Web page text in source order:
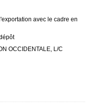
avec le cadre en
OCCIDENTALE, L/C